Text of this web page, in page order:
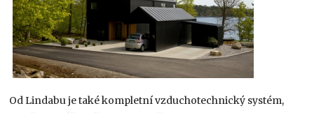
Od Lindabu je také kompletní vzduchotechnický systém,